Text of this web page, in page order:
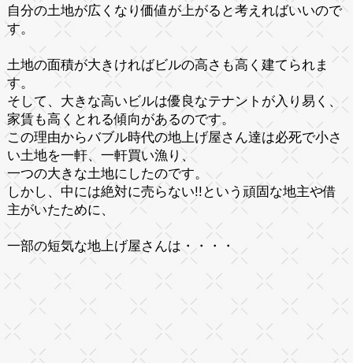
自分の土地が広くなり価値が上がると考えればいいので
す。
土地の面積が大きければビルの高さも高く建てられま
す。
そして、大きな高いビルは優良なテナント が入り易く、
家賃も高くとれる傾向があるのです。
この理由からバブル時代の地上げ屋さん達は必死で小さ
い土地を一軒、一軒買い漁り、
一つの大きな土地にしたのです。
しかし、 中には絶対に売らない!!という 頑固な地主や借
主がいたために、
一部の短気な地上げ屋さんは・・・・